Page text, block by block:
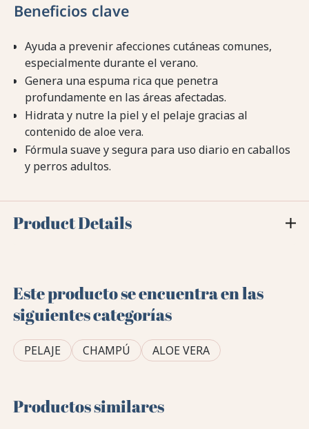
Beneficios clave
Ayuda a prevenir afecciones cutáneas comunes,
especialmente durante el verano.
Genera una espuma rica que penetra
profundamente en las áreas afectadas.
Hidrata y nutre la piel y el pelaje gracias al
contenido de aloe vera.
Fórmula suave y segura para uso diario en caballos
y perros adultos.
Product Details
Este producto se encuentra en las
siguientes categorías
PELAJE CHAMPÚ ALOE VERA
Productos similares